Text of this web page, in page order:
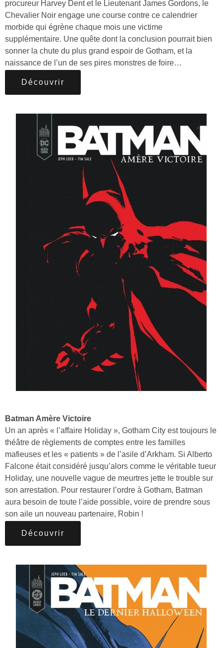
procureur Harvey Dent et le Lieutenant James Gordons, le
Chevalier Noir engage une course contre ce calendrier
morbide qui égrène chaque mois une victime
supplémentaire. Une quête dont la conclusion pourrait bien
sonner la chute du plus grand espoir de Gotham, et la
naissance de l’un de ses pires monstres de foire…
Découvrir
Batman Amère Victoire
Un an après « l’affaire Holiday », Gotham City est toujours le
théâtre de règlements de comptes entre les familles
mafieuses et les « patients » de l’asile d’Arkham. Si Alberto
Falcone était considéré jusqu’alors comme le véritable tueur
Holiday, une nouvelle vague de meurtres jette le trouble sur
son arrestation. Pour restaurer l’ordre à Gotham, Batman
aura besoin de toute l’aide possible, voire de prendre sous
son aile un nouveau partenaire, Robin !
Découvrir